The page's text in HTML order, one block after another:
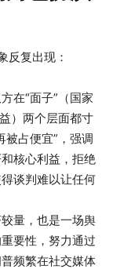
反复出现：
在“面子”（国家
）两个层面都寸
被占便宜”，强调
核心利益，拒绝
谈判难以让任何
量，也是一场舆
要性，努力通过
频繁在社交媒体